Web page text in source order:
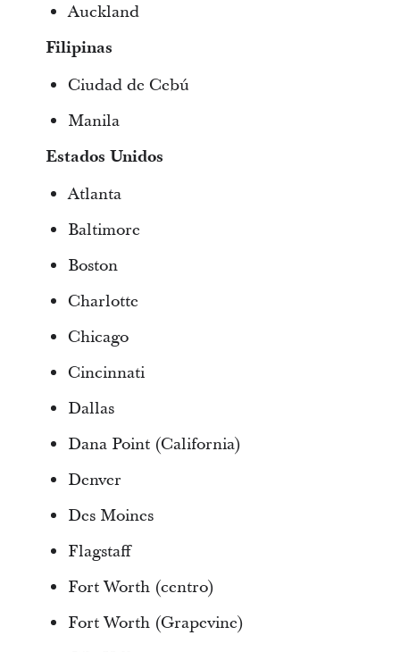
Auckland
Filipinas
Ciudad de Cebú
Manila
Estados Unidos
Atlanta
Baltimore
Boston
Charlotte
Chicago
Cincinnati
Dallas
Dana Point (California)
Denver
Des Moines
Flagstaff
Fort Worth (centro)
Fort Worth (Grapevine)